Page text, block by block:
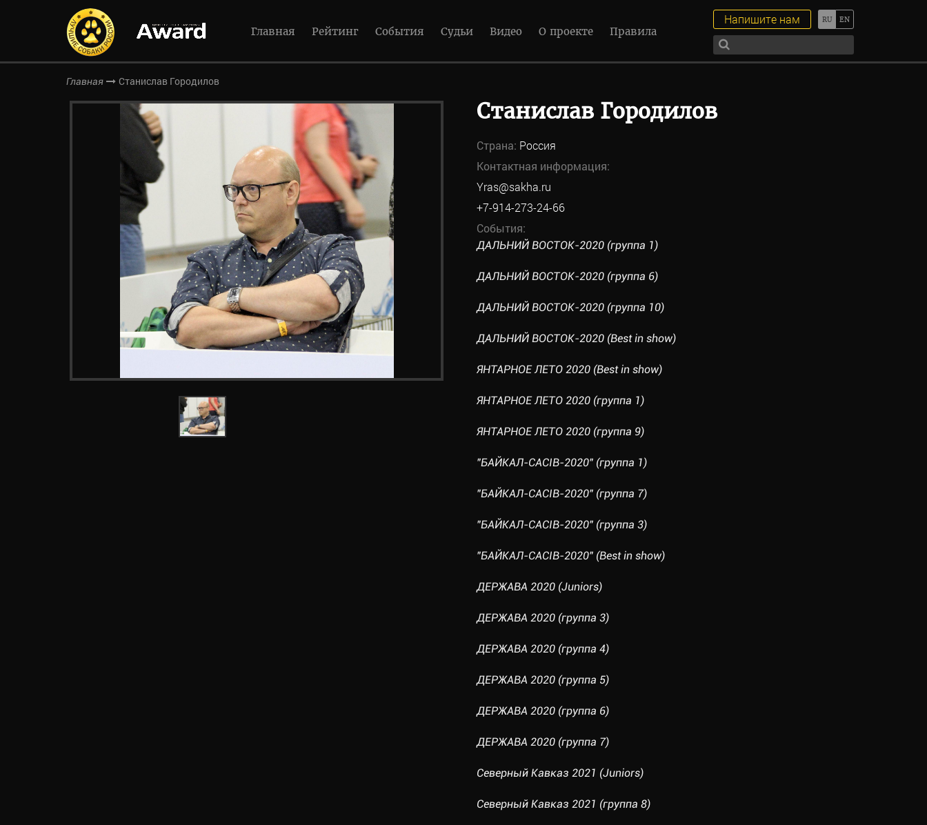
Главная Рейтинг События Судьи Видео О проекте Правила
Напишите нам
Главная Станислав Городилов
Станислав Городилов
Страна: Россия
Контактная информация:
Yras@sakha.ru
+7-914-273-24-66
События:
ДАЛЬНИЙ ВОСТОК-2020 (группа 1)
ДАЛЬНИЙ ВОСТОК-2020 (группа 6)
ДАЛЬНИЙ ВОСТОК-2020 (группа 10)
ДАЛЬНИЙ ВОСТОК-2020 (Best in show)
ЯНТАРНОЕ ЛЕТО 2020 (Best in show)
ЯНТАРНОЕ ЛЕТО 2020 (группа 1)
ЯНТАРНОЕ ЛЕТО 2020 (группа 9)
"БАЙКАЛ-CACIB-2020" (группа 1)
"БАЙКАЛ-CACIB-2020" (группа 7)
"БАЙКАЛ-CACIB-2020" (группа 3)
"БАЙКАЛ-CACIB-2020" (Best in show)
ДЕРЖАВА 2020 (Juniors)
ДЕРЖАВА 2020 (группа 3)
ДЕРЖАВА 2020 (группа 4)
ДЕРЖАВА 2020 (группа 5)
ДЕРЖАВА 2020 (группа 6)
ДЕРЖАВА 2020 (группа 7)
Северный Кавказ 2021 (Juniors)
Северный Кавказ 2021 (группа 8)